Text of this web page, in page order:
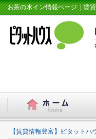
お茶の水イン情報ページ｜賃
【賃貸情報豊富】ピタットハ